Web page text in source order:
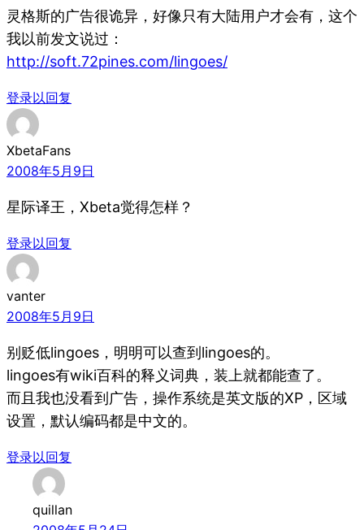
灵格斯的广告很诡异，好像只有大陆用户才会有，这个
我以前发文说过：
http://soft.72pines.com/lingoes/
登录以回复
XbetaFans
2008年5月9日
星际译王，Xbeta觉得怎样？
登录以回复
vanter
2008年5月9日
别贬低lingoes，明明可以查到lingoes的。
lingoes有wiki百科的释义词典，装上就都能查了。
而且我也没看到广告，操作系统是英文版的XP，区域
设置，默认编码都是中文的。
登录以回复
quillan